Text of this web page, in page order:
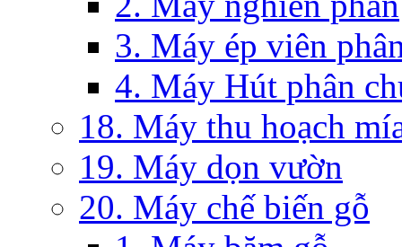
3. Máy ép viên
4. Máy Hút phân
18. Máy thu hoạch
19. Máy dọn vườn
20. Máy chế biến gỗ